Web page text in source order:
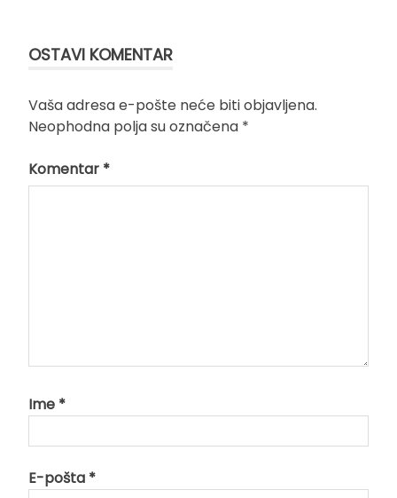
OSTAVI KOMENTAR
Vaša adresa e-pošte neće biti objavljena.
Neophodna polja su označena *
Komentar *
Ime *
E-pošta *